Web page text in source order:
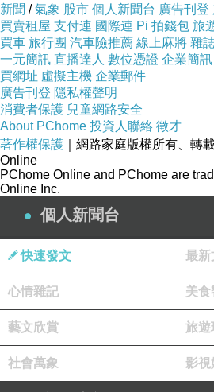
牛車寮，是進入勝興車站的老街入口。
新聞 /氣象 股市 個人新聞台 廣告刊登
買賣租屋 支付連 國際連 Pi 拍錢包 旅
買車 旅行團 汽車險推薦 線上麻將 雜
一元簡訊 直播達人 數位憑證 企業簡訊
買網址 虛擬主機 企業郵件
廣告刊登 隱私權聲明
消費者保護 兒童網路安全
About PChome 投資人聯絡 徵才
著作權保護 ｜網路家庭版權所有、轉
Online
PChome Online and PChome are
Online Inc.
個人新聞台
快速發文 最新
心情雜記 美食
藝文欣賞 旅遊
社會萬象 影視